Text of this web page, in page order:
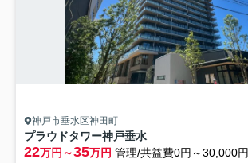
神戸市垂水区神田町
プラウドタワー神戸垂水
22万円～35万円 管理/共益費0円～30,000円